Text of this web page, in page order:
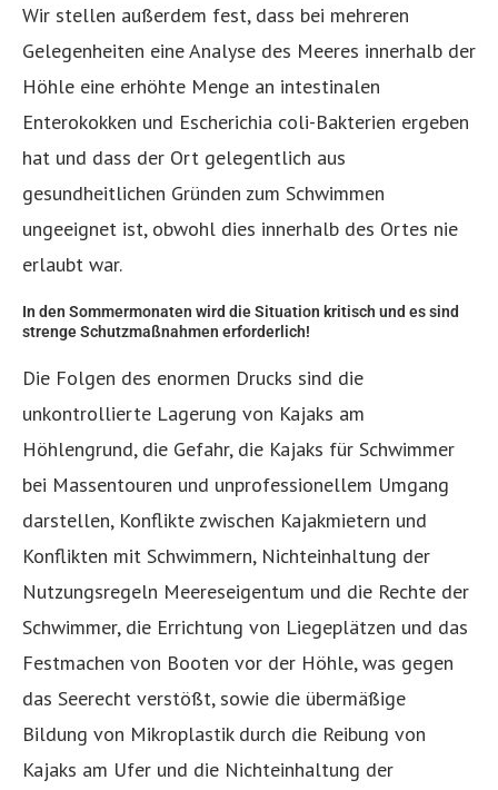
Wir stellen außerdem fest, dass bei mehreren
Gelegenheiten eine Analyse des Meeres innerhalb der
Höhle eine erhöhte Menge an intestinalen
Enterokokken und Escherichia coli-Bakterien ergeben
hat und dass der Ort gelegentlich aus
gesundheitlichen Gründen zum Schwimmen
ungeeignet ist, obwohl dies innerhalb des Ortes nie
erlaubt war.
In den Sommermonaten wird die Situation kritisch und es sind
strenge Schutzmaßnahmen erforderlich!
Die Folgen des enormen Drucks sind die
unkontrollierte Lagerung von Kajaks am
Höhlengrund, die Gefahr, die Kajaks für Schwimmer
bei Massentouren und unprofessionellem Umgang
darstellen, Konflikte zwischen Kajakmietern und
Konflikten mit Schwimmern, Nichteinhaltung der
Nutzungsregeln Meereseigentum und die Rechte der
Schwimmer, die Errichtung von Liegeplätzen und das
Festmachen von Booten vor der Höhle, was gegen
das Seerecht verstößt, sowie die übermäßige
Bildung von Mikroplastik durch die Reibung von
Kajaks am Ufer und die Nichteinhaltung der